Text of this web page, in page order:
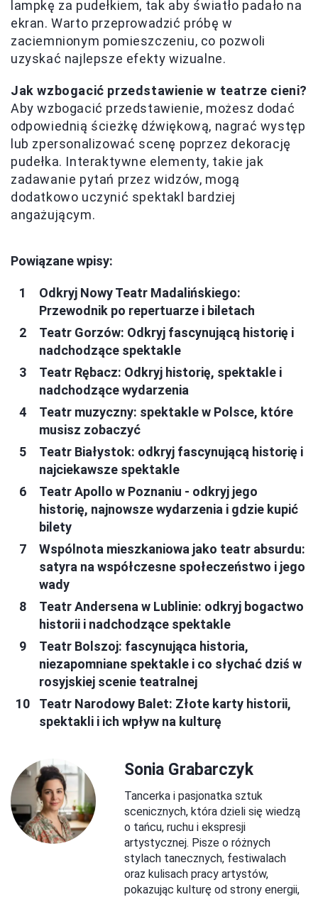
lampkę za pudełkiem, tak aby światło padało na
ekran. Warto przeprowadzić próbę w
zaciemnionym pomieszczeniu, co pozwoli
uzyskać najlepsze efekty wizualne.
Jak wzbogacić przedstawienie w teatrze cieni?
Aby wzbogacić przedstawienie, możesz dodać
odpowiednią ścieżkę dźwiękową, nagrać występ
lub zpersonalizować scenę poprzez dekorację
pudełka. Interaktywne elementy, takie jak
zadawanie pytań przez widzów, mogą
dodatkowo uczynić spektakl bardziej
angażującym.
Powiązane wpisy:
Odkryj Nowy Teatr Madalińskiego:
Przewodnik po repertuarze i biletach
Teatr Gorzów: Odkryj fascynującą historię i
nadchodzące spektakle
Teatr Rębacz: Odkryj historię, spektakle i
nadchodzące wydarzenia
Teatr muzyczny: spektakle w Polsce, które
musisz zobaczyć
Teatr Białystok: odkryj fascynującą historię i
najciekawsze spektakle
Teatr Apollo w Poznaniu - odkryj jego
historię, najnowsze wydarzenia i gdzie kupić
bilety
Wspólnota mieszkaniowa jako teatr absurdu:
satyra na współczesne społeczeństwo i jego
wady
Teatr Andersena w Lublinie: odkryj bogactwo
historii i nadchodzące spektakle
Teatr Bolszoj: fascynująca historia,
niezapomniane spektakle i co słychać dziś w
rosyjskiej scenie teatralnej
Teatr Narodowy Balet: Złote karty historii,
spektakli i ich wpływ na kulturę
Sonia Grabarczyk
Tancerka i pasjonatka sztuk
scenicznych, która dzieli się wiedzą
o tańcu, ruchu i ekspresji
artystycznej. Pisze o różnych
stylach tanecznych, festiwalach
oraz kulisach pracy artystów,
pokazując kulturę od strony energii,